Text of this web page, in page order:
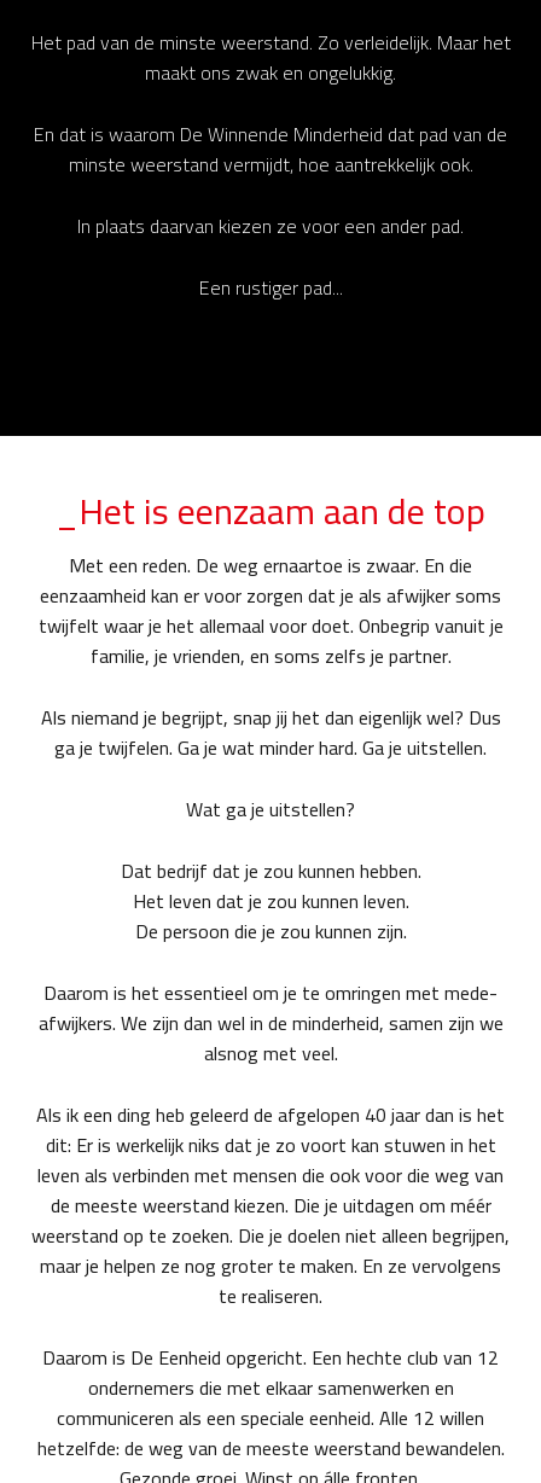
Het pad van de minste weerstand. Zo verleidelijk. Maar het
maakt ons zwak en ongelukkig.
En dat is waarom De Winnende Minderheid dat pad van de
minste weerstand vermijdt, hoe aantrekkelijk ook.
In plaats daarvan kiezen ze voor een ander pad.
Een rustiger pad...
_Het is eenzaam aan de top
Met een reden. De weg ernaartoe is zwaar. En die
eenzaamheid kan er voor zorgen dat je als afwijker soms
twijfelt waar je het allemaal voor doet. Onbegrip vanuit je
familie, je vrienden, en soms zelfs je partner.
Als niemand je begrijpt, snap jij het dan eigenlijk wel? Dus
ga je twijfelen. Ga je wat minder hard. Ga je uitstellen.
Wat ga je uitstellen?
Dat bedrijf dat je zou kunnen hebben.
Het leven dat je zou kunnen leven.
De persoon die je zou kunnen zijn.
Daarom is het essentieel om je te omringen met mede-
afwijkers. We zijn dan wel in de minderheid, samen zijn we
alsnog met veel.
Als ik een ding heb geleerd de afgelopen 40 jaar dan is het
dit: Er is werkelijk niks dat je zo voort kan stuwen in het
leven als verbinden met mensen die ook voor die weg van
de meeste weerstand kiezen. Die je uitdagen om méér
weerstand op te zoeken. Die je doelen niet alleen begrijpen,
maar je helpen ze nog groter te maken. En ze vervolgens
te realiseren.
Daarom is De Eenheid opgericht. Een hechte club van 12
ondernemers die met elkaar samenwerken en
communiceren als een speciale eenheid. Alle 12 willen
hetzelfde: de weg van de meeste weerstand bewandelen.